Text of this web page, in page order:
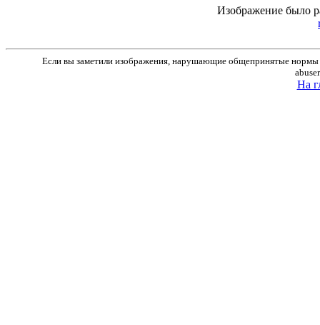
Изображение было
Если вы заметили изображения, нарушающие общепринятые нормы
На